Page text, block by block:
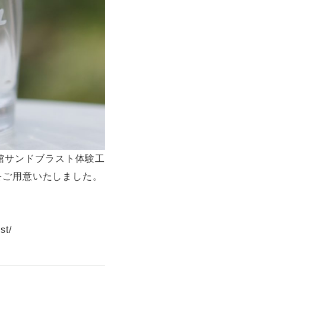
ンドブラスト体験工
用意いたしました。